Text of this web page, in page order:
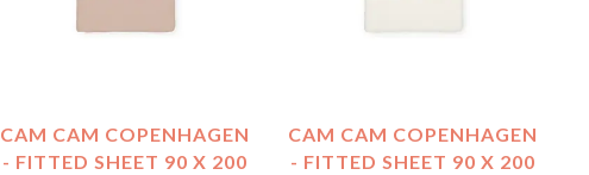
CAM CAM COPENHAGEN
- FITTED SHEET 90 X 200
CAM CAM COPENHAGEN
- FITTED SHEET 90 X 200